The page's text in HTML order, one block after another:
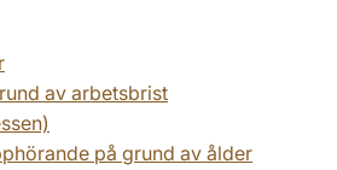
av arbetsbrist
på grund av ålder